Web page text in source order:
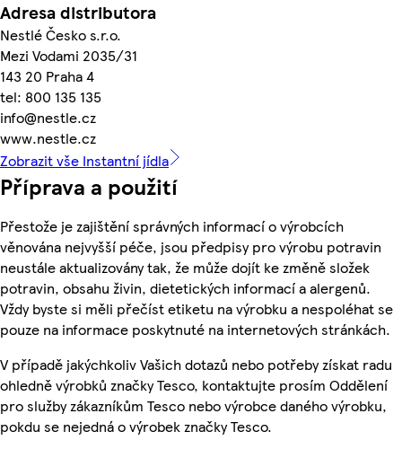
Adresa distributora
Nestlé Česko s.r.o.
Mezi Vodami 2035/31
143 20 Praha 4
tel: 800 135 135
info@nestle.cz
www.nestle.cz
Zobrazit vše Instantní jídla
Příprava a použití
Přestože je zajištění správných informací o výrobcích
věnována nejvyšší péče, jsou předpisy pro výrobu potravin
neustále aktualizovány tak, že může dojít ke změně složek
potravin, obsahu živin, dietetických informací a alergenů.
Vždy byste si měli přečíst etiketu na výrobku a nespoléhat se
pouze na informace poskytnuté na internetových stránkách.
V případě jakýchkoliv Vašich dotazů nebo potřeby získat radu
ohledně výrobků značky Tesco, kontaktujte prosím Oddělení
pro služby zákazníkům Tesco nebo výrobce daného výrobku,
pokdu se nejedná o výrobek značky Tesco.